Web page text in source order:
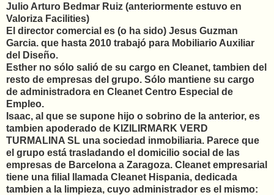
Julio Arturo Bedmar Ruiz (anteriormente estuvo en
Valoriza Facilities)
El director comercial es (o ha sido) Jesus Guzman
Garcia. que hasta 2010 trabajó para Mobiliario Auxiliar
del Diseño.
Esther no sólo salió de su cargo en Cleanet, tambien del
resto de empresas del grupo. Sólo mantiene su cargo
de administradora en Cleanet Centro Especial de
Empleo.
Isaac, al que se supone hijo o sobrino de la anterior, es
tambien apoderado de KIZILIRMARK VERD
TURMALINA SL una sociedad inmobiliaria. Parece que
el grupo está trasladando el domicilio social de las
empresas de Barcelona a Zaragoza. Cleanet empresarial
tiene una filial llamada Cleanet Hispania, dedicada
tambien a la limpieza, cuyo administrador es el mismo: